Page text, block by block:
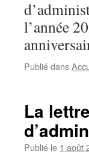
l’année
Publié dans
La
Publié le 1 août